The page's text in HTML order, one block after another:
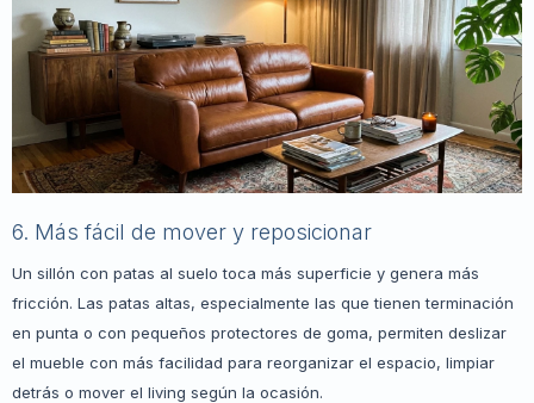
6. Más fácil de mover y reposicionar
Un sillón con patas al suelo toca más superficie y genera más
fricción. Las patas altas, especialmente las que tienen terminación
en punta o con pequeños protectores de goma, permiten deslizar
el mueble con más facilidad para reorganizar el espacio, limpiar
detrás o mover el living según la ocasión.